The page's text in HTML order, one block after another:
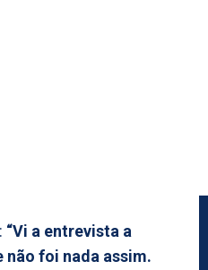
“Vi a entrevista a
foi nada assim.